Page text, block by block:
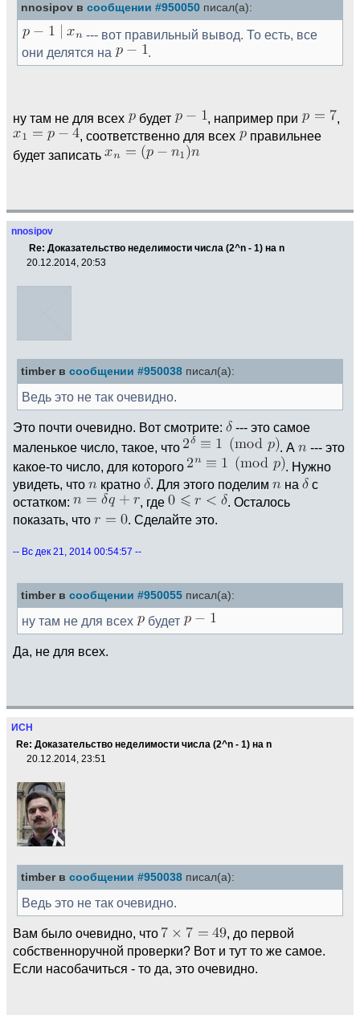
nnosipov в сообщении #950050 писал(а):
--- вот правильный вывод. То есть, все
они делятся на
.
ну там не для всех будет , например при
,
, соответственно для всех
правильнее
будет записать
nnosipov
Re: Доказательство неделимости числа (2^n - 1) на n
20.12.2014, 20:53
timber в сообщении #950038 писал(а):
Ведь это не так очевидно.
Это почти очевидно. Вот смотрите:
--- это самое
маленькое число, такое, что
. А
--- это
какое-то число, для которого
. Нужно
увидеть, что
кратно . Для этого поделим на
с
остатком:
, где
. Осталось
показать, что
. Сделайте это.
-- Вс дек 21, 2014 00:54:57 --
timber в сообщении #950055 писал(а):
ну там не для всех будет
Да, не для всех.
ИСН
Re: Доказательство неделимости числа (2^n - 1) на n
20.12.2014, 23:51
timber в сообщении #950038 писал(а):
Ведь это не так очевидно.
Вам было очевидно, что
, до первой
собственноручной проверки? Вот и тут то же самое.
Если насобачиться - то да, это очевидно.